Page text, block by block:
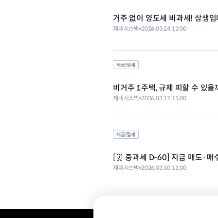
거주 없이 양도세 비과세! 상생
제네시스박 2026.03.24 11:00
세금/절세
비거주 1주택, 규제 피할 수 있을
제네시스박 2026.03.17 11:00
세금/절세
[⏰ 중과세 D-60] 지금 매도·매
제네시스박 2026.03.10 11:00